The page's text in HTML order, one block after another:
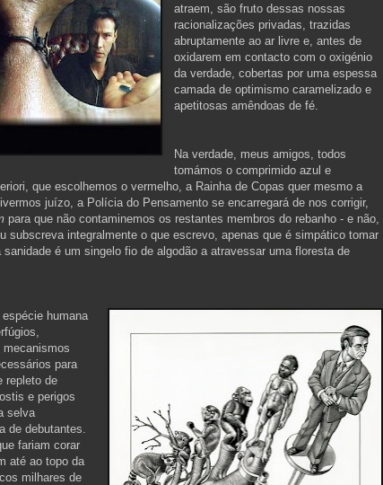
atraem, são fruto dessas nossas
racionalizações privadas, trazidas
abruptamente ao ar livre e, antes de
oxidarem em contacto com o oxigénio
da verdade, cobertas por uma espessa
camada de optimismo caramelizado e
apetitosas amêndoas de fé.
Na verdade, meus amigos, todos
tomámos o comprimido azul e
que escolhemos o vermelho, a Rainha de Copas quer mesmo a
juízo, a Polícia do Pensamento se encarregará de nos corrigir,
para que não contaminemos os restantes membros do rebanho - e não,
subscreva integralmente o que escrevo, apenas que é simpático tomar
é um singelo fio de algodão a atravessar uma floresta de
humana
para
repleto de
e perigos
selva
de debutantes.
fariam corar
até ao topo da
milhares de